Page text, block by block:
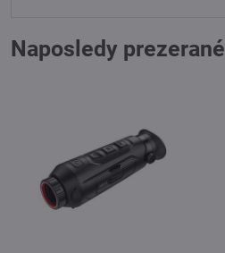
Naposledy prezerané